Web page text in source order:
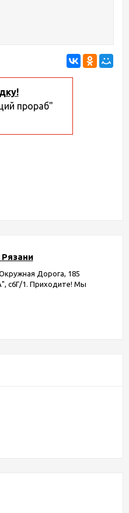
прораб"
Дорога, 185
с6Г/1. Приходите! Мы